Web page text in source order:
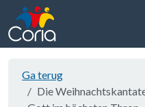
Ga terug
Die